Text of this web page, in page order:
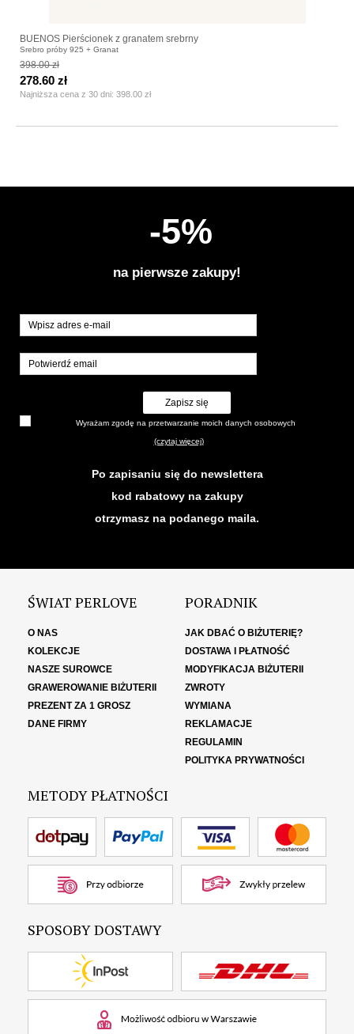
BUENOS Pierścionek z granatem srebrny
Srebro próby 925 + Granat
398.00 zł
Najniższa cena z 30 dni: 398.00 zł
278.60 zł
-5%
na pierwsze zakupy!
Zapisz się
Wyrażam zgodę na przetwarzanie moich danych osobowych
(czytaj więcej)
Po zapisaniu się do newslettera
kod rabatowy na zakupy
otrzymasz na podanego maila.
ŚWIAT PERLOVE
O NAS
KOLEKCJE
NASZE SUROWCE
GRAWEROWANIE BIŻUTERII
PREZENT ZA 1 GROSZ
DANE FIRMY
PORADNIK
JAK DBAĆ O BIŻUTERIĘ?
DOSTAWA I PŁATNOŚĆ
MODYFIKACJA BIŻUTERII
ZWROTY
WYMIANA
REKLAMACJE
REGULAMIN
POLITYKA PRYWATNOŚCI
METODY PŁATNOŚCI
SPOSOBY DOSTAWY